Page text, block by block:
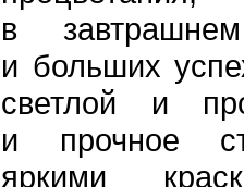
в
и больших
светлой и
и прочное
яркими